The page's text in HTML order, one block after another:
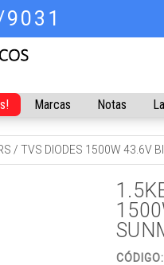
Marcas Notas
/ TVS DIODES 1500W 43.6V
CÓDIGO: